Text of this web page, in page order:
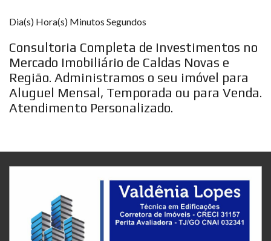
Dia(s) Hora(s) Minutos Segundos
Consultoria Completa de Investimentos no
Mercado Imobiliário de Caldas Novas e
Região. Administramos o seu imóvel para
Aluguel Mensal, Temporada ou para Venda.
Atendimento Personalizado.